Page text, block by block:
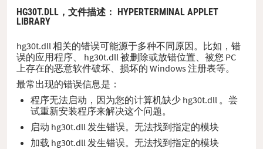
HG30T.DLL， 文件描述 ： HYPERTERMINAL APPLET
LIBRARY
hg30t.dll 相关的错误可能源于多种不同原因。比如，错
误的应用程序、 hg30t.dll 被删除或放错位置、被您 PC
上存在的恶意软件破坏、损坏的 Windows 注册表等。
最常出现的错误信息是：
程序无法启动，因为您的计算机缺少 hg30t.dll 。尝
试重新安装程序来解决这个问题。
启动 hg30t.dll 发生错误。无法找到指定的模块
加载 hg30t.dll 发生错误。无法找到指定的模块